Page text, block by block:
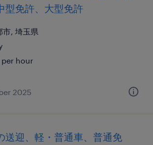
型免許、大型免許
市, 埼玉県
hour
2025
送迎、軽・普通車、普通免